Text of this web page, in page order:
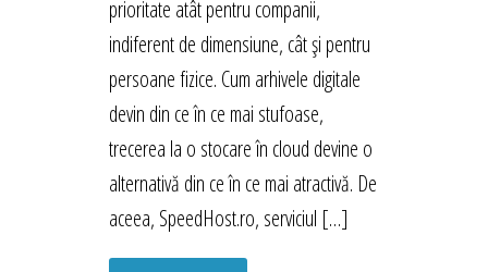
prioritate atât pentru companii,
indiferent de dimensiune, cât și pentru
persoane fizice. Cum arhivele digitale
devin din ce în ce mai stufoase,
trecerea la o stocare în cloud devine o
alternativă din ce în ce mai atractivă. De
aceea, SpeedHost.ro, serviciul […]